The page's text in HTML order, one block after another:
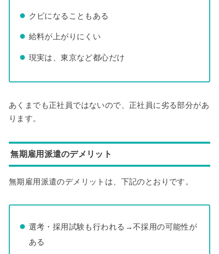
クビになることもある
給料が上がりにくい
現実は、東京など都心だけ
あくまでも正社員ではないので、正社員に劣る部分があ
ります。
無期雇用派遣のデメリット
無期雇用派遣のデメリットは、下記のとおりです。
選考・採用試験も行われる→不採用の可能性が
ある